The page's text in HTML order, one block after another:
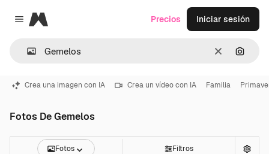
Close menu
Magnific
Borrar
Precios Iniciar sesión
Crea una imagen con IA Crea un vídeo con IA Familia
Fotos De Gemelos
Fotos Filtros